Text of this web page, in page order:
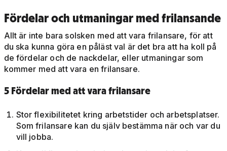
Fördelar och utmaningar med frilansande
Allt är inte bara solsken med att vara frilansare, för att
du ska kunna göra en påläst val är det bra att ha koll på
de fördelar och de nackdelar, eller utmaningar som
kommer med att vara en frilansare.
5 Fördelar med att vara frilansare
Stor flexibilitetet kring arbetstider och arbetsplatser.
Som frilansare kan du själv bestämma när och var du
vill jobba.